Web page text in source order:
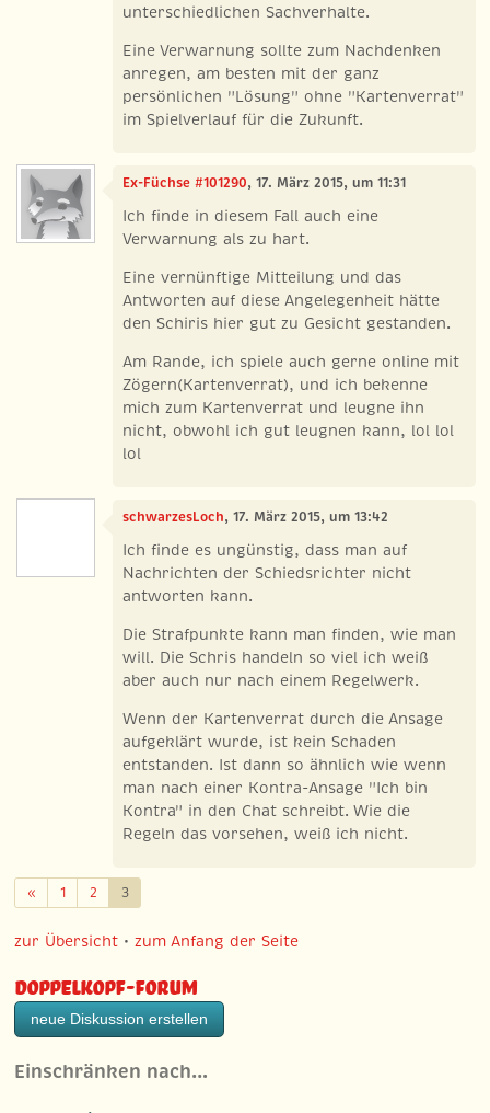
unterschiedlichen Sachverhalte.
Eine Verwarnung sollte zum Nachdenken
anregen, am besten mit der ganz
persönlichen "Lösung" ohne "Kartenverrat"
im Spielverlauf für die Zukunft.
Ex-Füchse #101290, 17. März 2015, um 11:31
Ich finde in diesem Fall auch eine
Verwarnung als zu hart.
Eine vernünftige Mitteilung und das
Antworten auf diese Angelegenheit hätte
den Schiris hier gut zu Gesicht gestanden.
Am Rande, ich spiele auch gerne online mit
Zögern(Kartenverrat), und ich bekenne
mich zum Kartenverrat und leugne ihn
nicht, obwohl ich gut leugnen kann, lol lol
lol
schwarzesLoch, 17. März 2015, um 13:42
Ich finde es ungünstig, dass man auf
Nachrichten der Schiedsrichter nicht
antworten kann.
Die Strafpunkte kann man finden, wie man
will. Die Schris handeln so viel ich weiß
aber auch nur nach einem Regelwerk.
Wenn der Kartenverrat durch die Ansage
aufgeklärt wurde, ist kein Schaden
entstanden. Ist dann so ähnlich wie wenn
man nach einer Kontra-Ansage "Ich bin
Kontra" in den Chat schreibt. Wie die
Regeln das vorsehen, weiß ich nicht.
«Zurück
1 2 3
zur Übersicht •zum Anfang der Seite
Doppelkopf-Forum
neue Diskussion erstellen
Einschränken nach…